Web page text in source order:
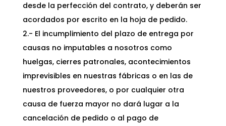
desde la perfección del contrato, y deberán ser
acordados por escrito en la hoja de pedido.
2.- El incumplimiento del plazo de entrega por
causas no imputables a nosotros como
huelgas, cierres patronales, acontecimientos
imprevisibles en nuestras fábricas o en las de
nuestros proveedores, o por cualquier otra
causa de fuerza mayor no dará lugar a la
cancelación de pedido o al pago de